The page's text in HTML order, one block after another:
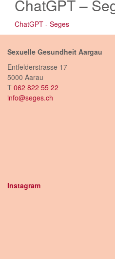
ChatGPT –
ChatGPT - Seges
Sexuelle Gesundheit Aargau
Entfelderstrasse 17
5000 Aarau
T 062 822 55 22
info@seges.ch
Instagram